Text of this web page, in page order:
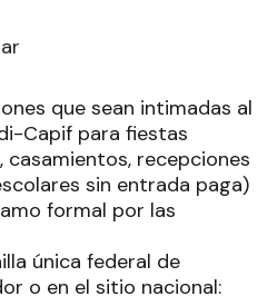
que sean intimadas al
Capif para fiestas
casamientos, recepciones
sin entrada paga)
formal por las
única federal de
o en el sitio nacional: